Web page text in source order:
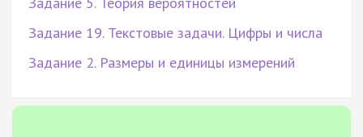
Задание 19. Текстовые задачи. Цифры и числа
Задание 2. Размеры и единицы измерений